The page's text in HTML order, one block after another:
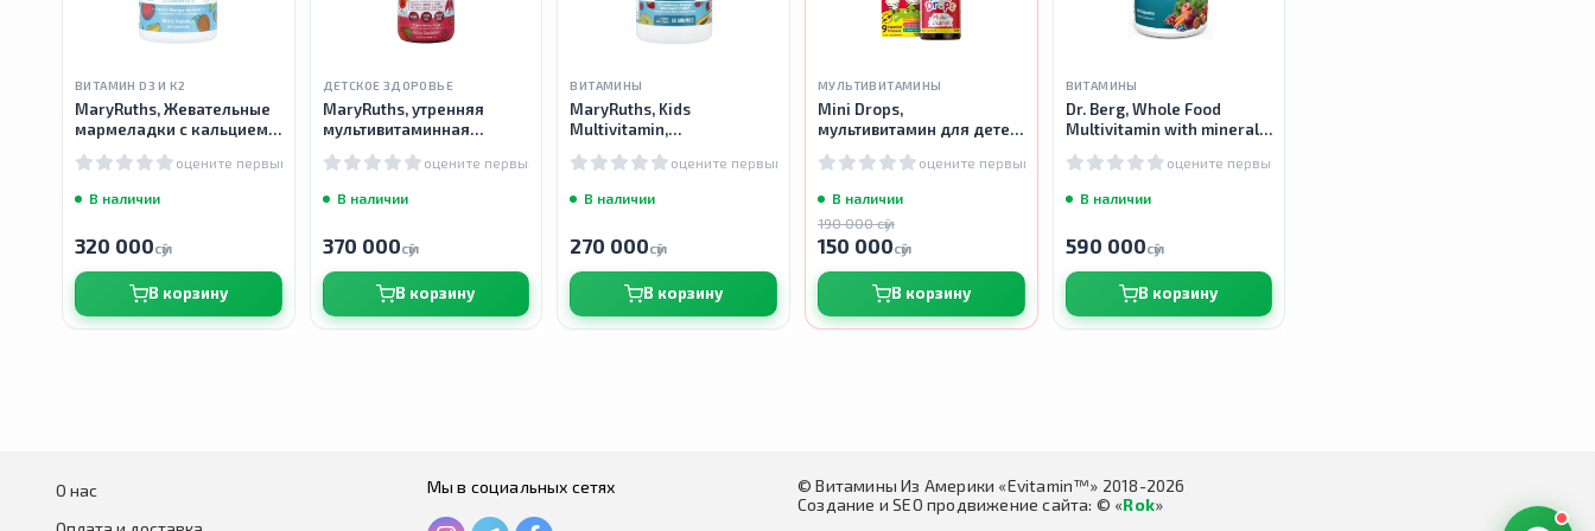
ВИТАМИН D3 И К2
MaryRuths, Жевательные
мармеладки с кальцием
абрикос, 60 жевательных
оцените первым
В наличии
320 000сӯм
В корзину
ДЕТСКОЕ ЗДОРОВЬЕ
MaryRuths, утренняя
мультивитаминная
вкусом яблока и ягод, 450
оцените первым
В наличии
370 000сӯм
В корзину
ВИТАМИНЫ
MaryRuths, Kids
Multivitamin,
детей, 60 мармеладок
оцените первым
В наличии
270 000сӯм
В корзину
МУЛЬТИВИТАМИНЫ
Mini Drops,
мультивитамин для детей,
оцените первым
В наличии
190 000 сӯм
150 000сӯм
В корзину
ВИТАМИНЫ
Dr. Berg, Whole Food
Multivitamin with minerals,
минералами, 60 капсул
оцените первым
В наличии
590 000сӯм
В корзину
О нас
Мы в социальных сетях
© Витамины Из Америки «Evitamin™» 2018-2026
Создание и SEO продвижение сайта: © «Rok»